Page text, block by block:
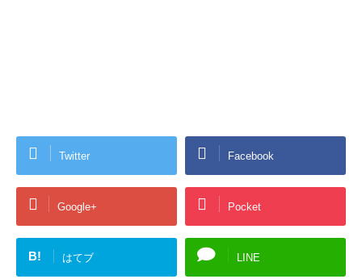
Twitter Facebook
Google+ Pocket
B! はてブ LINE